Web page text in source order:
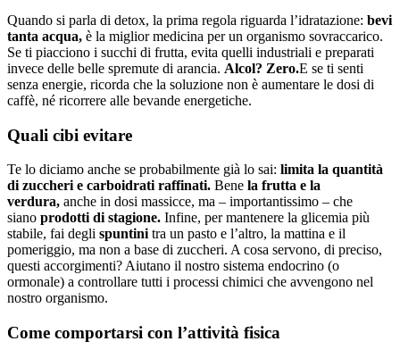
Quando si parla di detox, la prima regola riguarda l’idratazione: bevi
tanta acqua, è la miglior medicina per un organismo sovraccarico.
Se ti piacciono i succhi di frutta, evita quelli industriali e preparati
invece delle belle spremute di arancia. Alcol? Zero.E se ti senti
senza energie, ricorda che la soluzione non è aumentare le dosi di
caffè, né ricorrere alle bevande energetiche.
Quali cibi evitare
Te lo diciamo anche se probabilmente già lo sai: limita la quantità
di zuccheri e carboidrati raffinati. Bene la frutta e la
verdura, anche in dosi massicce, ma – importantissimo – che
siano prodotti di stagione. Infine, per mantenere la glicemia più
stabile, fai degli spuntini tra un pasto e l’altro, la mattina e il
pomeriggio, ma non a base di zuccheri. A cosa servono, di preciso,
questi accorgimenti? Aiutano il nostro sistema endocrino (o
ormonale) a controllare tutti i processi chimici che avvengono nel
nostro organismo.
Come comportarsi con l’attività fisica